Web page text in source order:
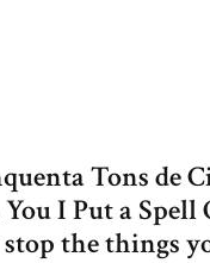
Tons
I Put a
the things